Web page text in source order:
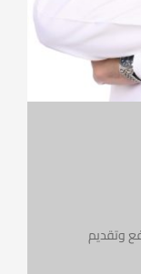
وتقديم